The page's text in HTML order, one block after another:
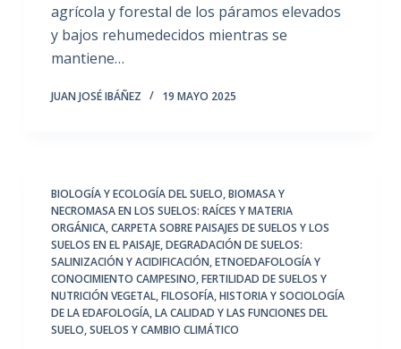
agrícola y forestal de los páramos elevados
y bajos rehumedecidos mientras se
mantiene…
JUAN JOSÉ IBÁÑEZ 19 MAYO 2025
BIOLOGÍA Y ECOLOGÍA DEL SUELO,BIOMASA Y
NECROMASA EN LOS SUELOS: RAÍCES Y MATERIA
ORGÁNICA,CARPETA SOBRE PAISAJES DE SUELOS Y LOS
SUELOS EN EL PAISAJE,DEGRADACIÓN DE SUELOS:
SALINIZACIÓN Y ACIDIFICACIÓN,ETNOEDAFOLOGÍA Y
CONOCIMIENTO CAMPESINO,FERTILIDAD DE SUELOS Y
NUTRICIÓN VEGETAL,FILOSOFÍA, HISTORIA Y SOCIOLOGÍA
DE LA EDAFOLOGÍA,LA CALIDAD Y LAS FUNCIONES DEL
SUELO,SUELOS Y CAMBIO CLIMÁTICO